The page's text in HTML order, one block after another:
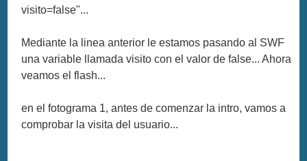
visito=false"...
Mediante la linea anterior le estamos pasando al SWF
una variable llamada visito con el valor de false... Ahora
veamos el flash...
en el fotograma 1, antes de comenzar la intro, vamos a
comprobar la visita del usuario...